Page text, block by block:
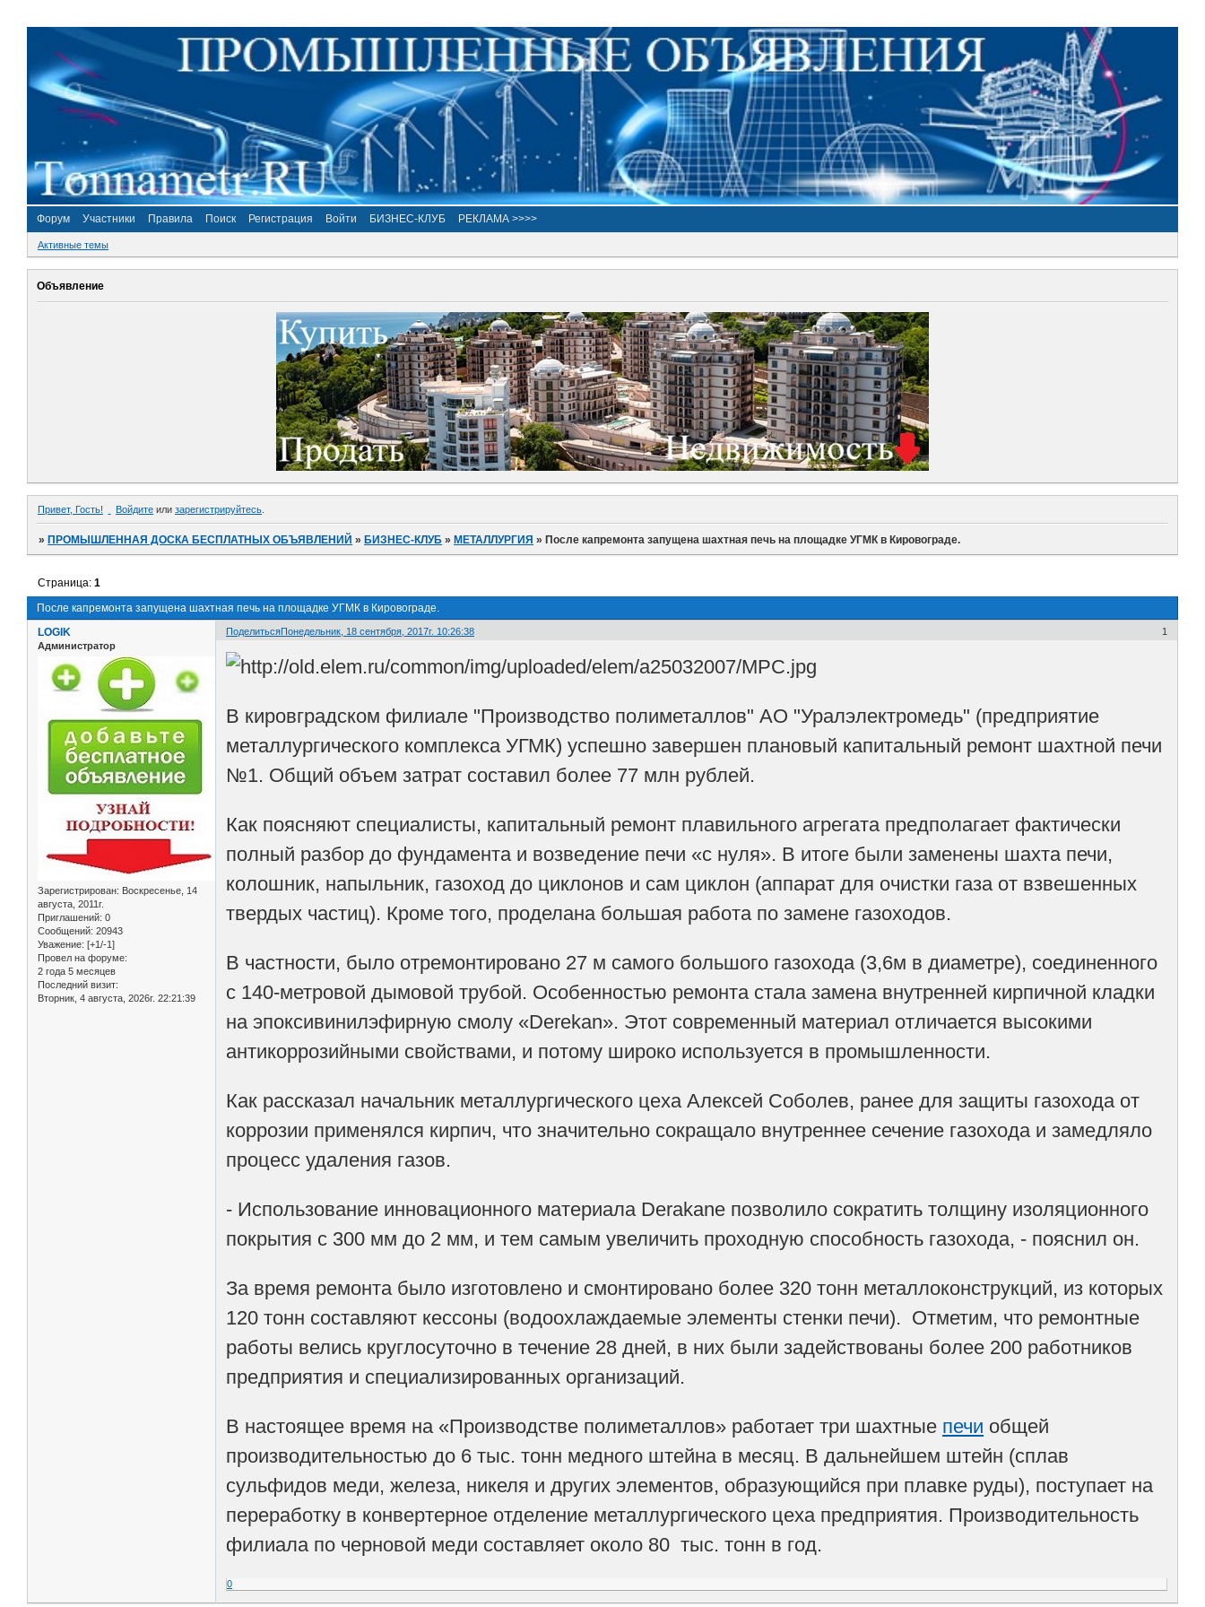
Форум Участники Правила Поиск Регистрация Войти БИЗНЕС-КЛУБ РЕКЛАМА >>>>
Активные темы
Объявление
Привет, Гость! Войдите или зарегистрируйтесь
»ПРОМЫШЛЕННАЯ ДОСКА БЕСПЛАТНЫХ ОБЪЯВЛЕНИЙ »БИЗНЕС-КЛУБ »МЕТАЛЛУРГИЯ »После капремонта запущена шахтная печь на площадке УГМК в Кировограде.
После капремонта запущена шахтная печь на площадке УГМК в Кировограде.
Страница:1
Поделиться 1
Понедельник, 18 сентября, 2017г. 10:26:38
LOGIK
Администратор
Зарегистрирован: Воскресенье, 14
августа, 2011г.
Приглашений: 0
Сообщений: 20943
Уважение: [+1/-1]
Провел на форуме:
2 года 5 месяцев
Последний визит:
Вторник, 4 августа, 2026г. 22:21:39
В кировградском филиале "Производство полиметаллов" АО "Уралэлектромедь" (предприятие
металлургического комплекса УГМК) успешно завершен плановый капитальный ремонт шахтной печи
№1. Общий объем затрат составил более 77 млн рублей.
Как поясняют специалисты, капитальный ремонт плавильного агрегата предполагает фактически
полный разбор до фундамента и возведение печи «с нуля». В итоге были заменены шахта печи,
колошник, напыльник, газоход до циклонов и сам циклон (аппарат для очистки газа от взвешенных
твердых частиц). Кроме того, проделана большая работа по замене газоходов.
В частности, было отремонтировано 27 м самого большого газохода (3,6м в диаметре), соединенного
с 140-метровой дымовой трубой. Особенностью ремонта стала замена внутренней кирпичной кладки
на эпоксивинилэфирную смолу «Derekan». Этот современный материал отличается высокими
антикоррозийными свойствами, и потому широко используется в промышленности.
Как рассказал начальник металлургического цеха Алексей Соболев, ранее для защиты газохода от
коррозии применялся кирпич, что значительно сокращало внутреннее сечение газохода и замедляло
процесс удаления газов.
- Использование инновационного материала Derakane позволило сократить толщину изоляционного
покрытия с 300 мм до 2 мм, и тем самым увеличить проходную способность газохода, - пояснил он.
За время ремонта было изготовлено и смонтировано более 320 тонн металлоконструкций, из которых
120 тонн составляют кессоны (водоохлаждаемые элементы стенки печи). Отметим, что ремонтные
работы велись круглосуточно в течение 28 дней, в них были задействованы более 200 работников
предприятия и специализированных организаций.
В настоящее время на «Производстве полиметаллов» работает три шахтные печи общей
производительностью до 6 тыс. тонн медного штейна в месяц. В дальнейшем штейн (сплав
сульфидов меди, железа, никеля и других элементов, образующийся при плавке руды), поступает на
переработку в конвертерное отделение металлургического цеха предприятия. Производительность
филиала по черновой меди составляет около 80 тыс. тонн в год.
0